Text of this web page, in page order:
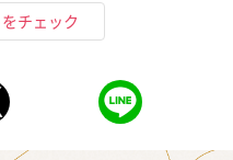
チェック